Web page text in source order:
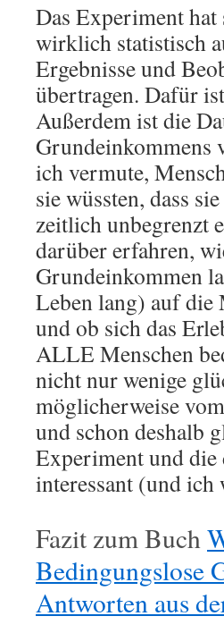
Das Experiment
wirklich statistisch
Ergebnisse und
übertragen. Dafür
Außerdem ist die
Grundeinkommens
ich vermute,
sie wüssten, dass
zeitlich unbegrenzt
darüber erfahren,
Grundeinkommen
Leben lang) auf die
und ob sich das
ALLE Menschen
nicht nur wenige
möglicherweise
und schon deshalb
Experiment und die
interessant (und
Fazit zum Buch
Bedingungslose
Antworten aus